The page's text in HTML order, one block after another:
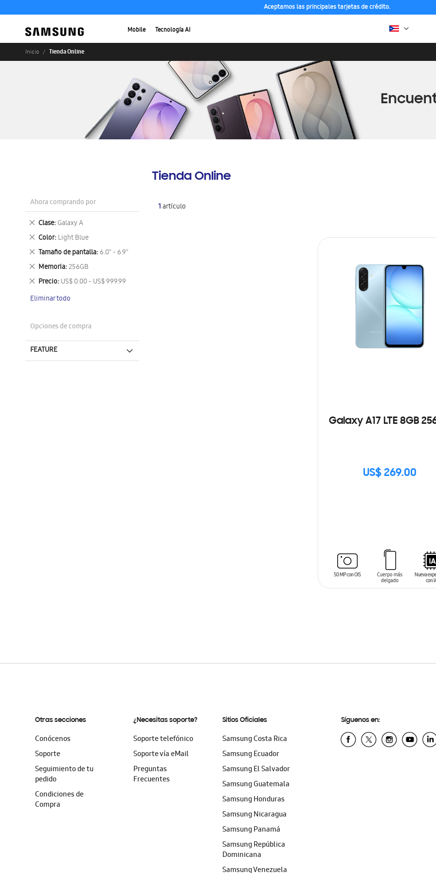
Aceptamos las principales tarjetas de crédito.
Mobile Tecnología AI
Inicio Tienda Online
Tienda Online
1artículo
Galaxy A17 LTE 8GB
US$ 269.00
SIN
Ahora comprando por
Clase Galaxy A
Eliminar
este
artículo
Color Light Blue
Eliminar
este
artículo
Tamaño de pantalla 6.0" - 6.9"
Eliminar
este
artículo
Memoria 256GB
Eliminar
este
artículo
Precio US$ 0.00 - US$ 999.99
Eliminar
artículo
Eliminar todo
Opciones de compra
FEATURE
Otras secciones
Conócenos
Soporte
Seguimiento de tu
pedido
Condiciones de
Compra
¿Necesitas soporte?
Soporte telefónico
Soporte vía eMail
Preguntas
Frecuentes
Sitios Oficiales
Samsung Costa Rica
Samsung Ecuador
Samsung El Salvador
Samsung Guatemala
Samsung Honduras
Samsung Nicaragua
Samsung Panamá
Samsung República
Dominicana
Samsung Venezuela
Síguenos en: